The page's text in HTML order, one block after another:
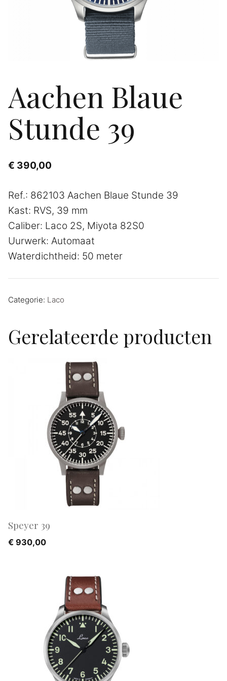
Aachen Blaue
Stunde 39
€ 390,00
Ref.: 862103 Aachen Blaue Stunde 39
Kast: RVS, 39 mm
Caliber: Laco 2S, Miyota 82S0
Uurwerk: Automaat
Waterdichtheid: 50 meter
Categorie: Laco
Gerelateerde producten
Speyer 39
€ 930,00